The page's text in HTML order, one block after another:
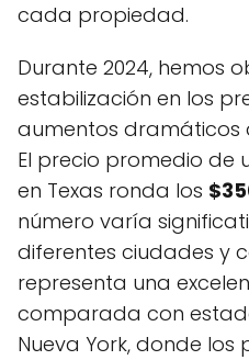
cada propiedad.
Durante 2024, hemos
estabilización en los
aumentos dramáticos
El precio promedio de
en Texas ronda los
número varía
diferentes ciudades y
representa una
comparada con
Nueva York, donde los